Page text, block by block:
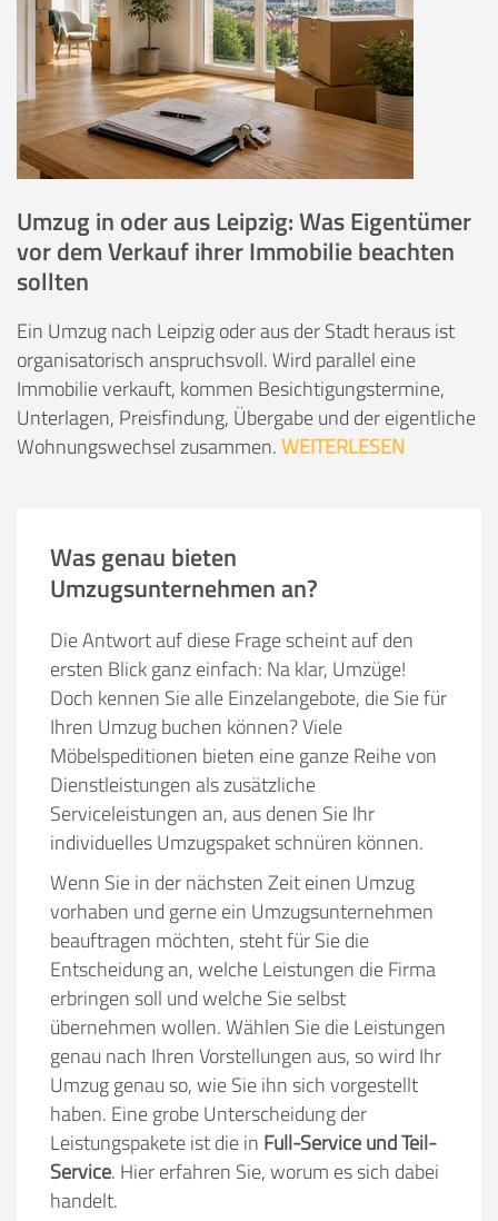
Umzug in oder aus Leipzig: Was Eigentümer
vor dem Verkauf ihrer Immobilie beachten
sollten
Ein Umzug nach Leipzig oder aus der Stadt heraus ist
organisatorisch anspruchsvoll. Wird parallel eine
Immobilie verkauft, kommen Besichtigungstermine,
Unterlagen, Preisfindung, Übergabe und der eigentliche
Wohnungswechsel zusammen.WEITERLESEN
Was genau bieten
Umzugsunternehmen an?
Die Antwort auf diese Frage scheint auf den
ersten Blick ganz einfach: Na klar, Umzüge!
Doch kennen Sie alle Einzelangebote, die Sie für
Ihren Umzug buchen können? Viele
Möbelspeditionen bieten eine ganze Reihe von
Dienstleistungen als zusätzliche
Serviceleistungen an, aus denen Sie Ihr
individuelles Umzugspaket schnüren können.
Wenn Sie in der nächsten Zeit einen Umzug
vorhaben und gerne ein Umzugsunternehmen
beauftragen möchten, steht für Sie die
Entscheidung an, welche Leistungen die Firma
erbringen soll und welche Sie selbst
übernehmen wollen. Wählen Sie die Leistungen
genau nach Ihren Vorstellungen aus, so wird Ihr
Umzug genau so, wie Sie ihn sich vorgestellt
haben. Eine grobe Unterscheidung der
Leistungspakete ist die in Full-Service und Teil-
Service. Hier erfahren Sie, worum es sich dabei
handelt.